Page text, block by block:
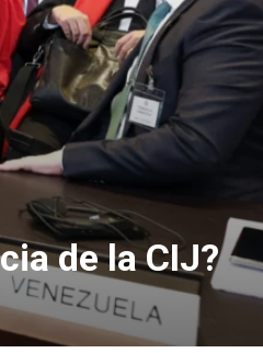
de la CIJ?